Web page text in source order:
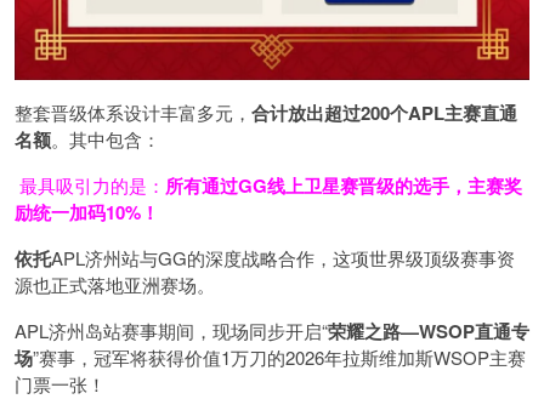
整套晋级体系设计丰富多元， 合计放出超过200个APL主赛直通
名额。其中包含：
最具吸引力的是： 所有通过GG线上卫星赛晋级的选手，主赛奖
励统一加码10% ！
依托APL济州站与GG的深度战略合作，这项世界级顶级赛事资
源也正式落地亚洲赛场。
APL济州岛站赛事期间，现场同步开启“荣耀之路—WSOP直通专
场”赛事，冠军将获得价值1万刀的2026年拉斯维加斯WSOP主赛
门票一张！